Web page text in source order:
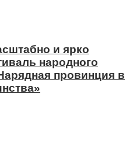
и ярко
народного
провинция в